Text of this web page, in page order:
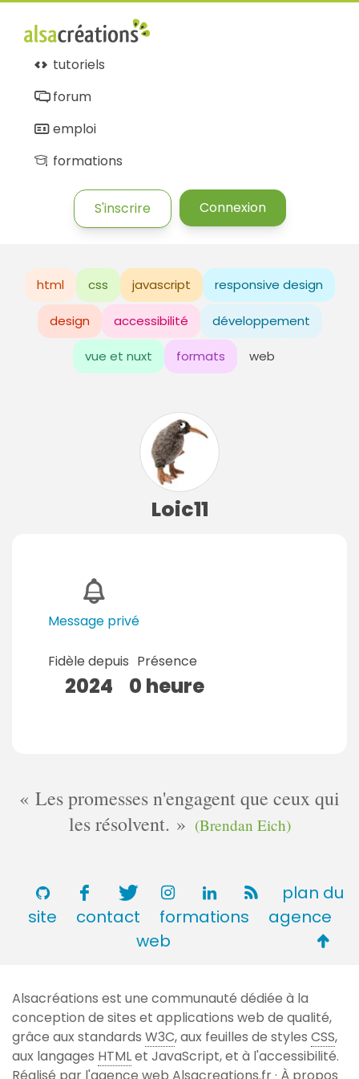
tutoriels
forum
emploi
formations
S'inscrire Connexion
html css javascript responsive design
design accessibilité développement
vue et nuxt formats web
Loic11
Message privé
Fidèle depuis
2024
Présence
0 heure
Les promesses n'engagent que ceux qui
les résolvent.
(Brendan Eich)
plan du
site
contact formations
agence
web
de
page
Alsacréations est une communauté dédiée à la
conception de sites et applications web de qualité,
grâce aux standards W3C, aux feuilles de styles CSS,
aux langages HTMLet JavaScript, et à l'accessibilité.